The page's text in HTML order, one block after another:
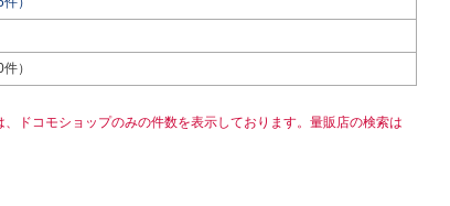
）
ドコモショップのみの件数を表示しております。量販店の検索は